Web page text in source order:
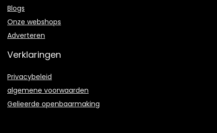
Blogs
Onze webshops
Adverteren
Verklaringen
Privacybeleid
algemene voorwaarden
Gelieerde openbaarmaking